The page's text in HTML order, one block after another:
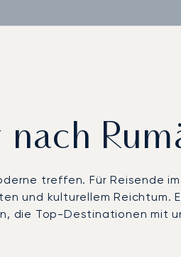
treffen. Für Reisende
und kulturellem Reichtum.
die Top-Destinationen mit